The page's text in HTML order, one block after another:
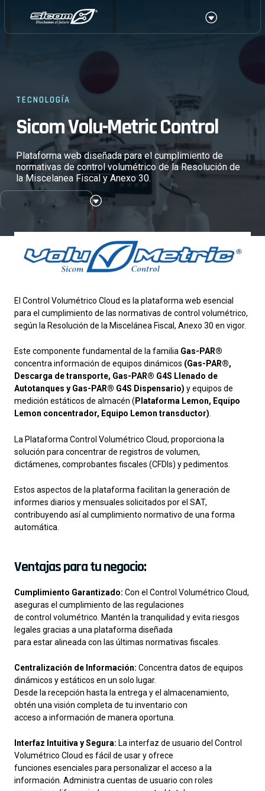
contenido
Menu
TECNOLOGÍA
Sicom Volu-Metric Control
Plataforma web diseñada para el cumplimiento de
normativas de control volumétrico de la Resolución de
la Miscelanea Fiscal y Anexo 30.
M
e
u
El Control Volumétrico Cloud es la plataforma web esencial
para el cumplimiento de las normativas de control volumétrico,
según la Resolución de la Miscelánea Fiscal, Anexo 30 en vigor.
Este componente fundamental de la familia Gas-PAR®
concentra información de equipos dinámicos (Gas-PAR®,
Descarga de transporte, Gas-PAR® G4S Llenado de
Autotanques y Gas-PAR® G4S Dispensario) y equipos de
medición estáticos de almacén ( Plataforma Lemon, Equipo
Lemon concentrador, Equipo Lemon transductor).
La Plataforma Control Volumétrico Cloud, proporciona la
solución para concentrar de registros de volumen,
dictámenes, comprobantes fiscales (CFDIs) y pedimentos.
Estos aspectos de la plataforma facilitan la generación de
informes diarios y mensuales solicitados por el SAT,
contribuyendo así al cumplimiento normativo de una forma
automática.
Ventajas para tu negocio:
Cumplimiento Garantizado: Con el Control Volumétrico Cloud,
aseguras el cumplimiento de las regulaciones
de control volumétrico. Mantén la tranquilidad y evita riesgos
legales gracias a una plataforma diseñada
para estar alineada con las últimas normativas fiscales.
Centralización de Información: Concentra datos de equipos
dinámicos y estáticos en un solo lugar.
Desde la recepción hasta la entrega y el almacenamiento,
obtén una visión completa de tu inventario con
acceso a información de manera oportuna.
Interfaz Intuitiva y Segura: La interfaz de usuario del Control
Volumétrico Cloud es fácil de usar y ofrece
funciones esenciales para personalizar el acceso a la
información. Administra cuentas de usuario con roles